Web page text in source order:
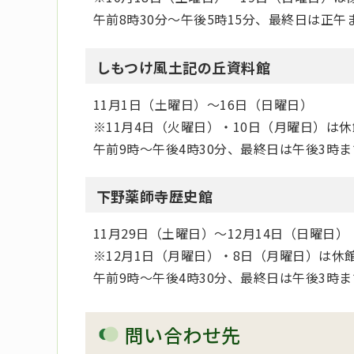
午前8時30分～午後5時15分、最終日は正午
しもつけ風土記の丘資料館
11月1日（土曜日）～16日（日曜日）
※11月4日（火曜日）・10日（月曜日）は
午前9時～午後4時30分、最終日は午後3時
下野薬師寺歴史館
11月29日（土曜日）～12月14日（日曜日）
※12月1日（月曜日）・8日（月曜日）は休
午前9時～午後4時30分、最終日は午後3時
問い合わせ先